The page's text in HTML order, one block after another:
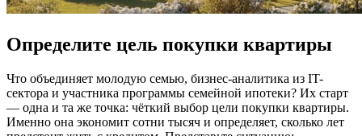
Определите цель покупки квартиры
Что объединяет молодую семью, бизнес-аналитика из IT-
сектора и участника программы семейной ипотеки? Их старт
— одна и та же точка: чёткий выбор цели покупки квартиры.
Именно она экономит сотни тысяч и определяет, сколько лет